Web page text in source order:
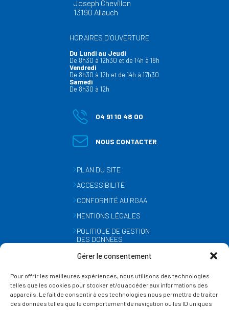
Gérer le consentement
Pour offrir les meilleures expériences, nous utilisons des technologies
telles que les cookies pour stocker et/ou accéder aux informations des
appareils. Le fait de consentir à ces technologies nous permettra de traiter
des données telles que le comportement de navigation ou les ID uniques
Joseph Chevillon
13190 Allauch
HORAIRES D’OUVERTURE
Du Lundi au Jeudi
De 8h30 à 12h30 et de 14h à 18h
Vendredi
De 8h30 à 12h et de 14h à 17h30
Samedi
De 8h30 à 12h
04 91 10 48 00
NOUS CONTACTER
PLAN DU SITE
ACCESSIBILITÉ
CONFORMITÉ AU RGAA
MENTIONS LÉGALES
POLITIQUE DE GESTION
DES DONNÉES
GESTION DES COOKIES